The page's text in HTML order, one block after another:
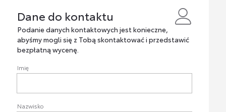
Dane do kontaktu
Dane do kontaktu
Podanie danych kontaktowych jest konieczne,
abyśmy mogli się z Tobą skontaktować i przedstawić
bezpłatną wycenę.
Imię
Nazwisko